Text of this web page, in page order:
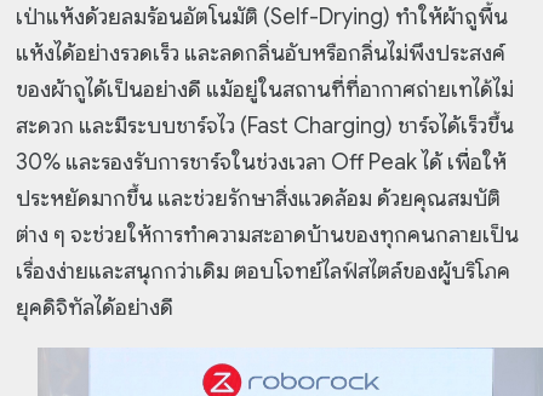
เป่าแห้งด้วยลมร้อนอัตโนมัติ (Self-Drying) ทำให้ผ้าถูพื้น
แห้งได้อย่างรวดเร็ว และลดกลิ่นอับหรือกลิ่นไม่พึงประสงค์
ของผ้าถูได้เป็นอย่างดี แม้อยู่ในสถานที่ที่อากาศถ่ายเทได้ไม่
สะดวก และมีระบบชาร์จไว (Fast Charging) ชาร์จได้เร็วขึ้น
30% และรองรับการชาร์จในช่วงเวลา Off Peak ได้ เพื่อให้
ประหยัดมากขึ้น และช่วยรักษาสิ่งแวดล้อม ด้วยคุณสมบัติ
ต่าง ๆ จะช่วยให้การทำความสะอาดบ้านของทุกคนกลายเป็น
เรื่องง่ายและสนุกกว่าเดิม ตอบโจทย์ไลฟ์สไตล์ของผู้บริโภค
ยุคดิจิทัลได้อย่างดี